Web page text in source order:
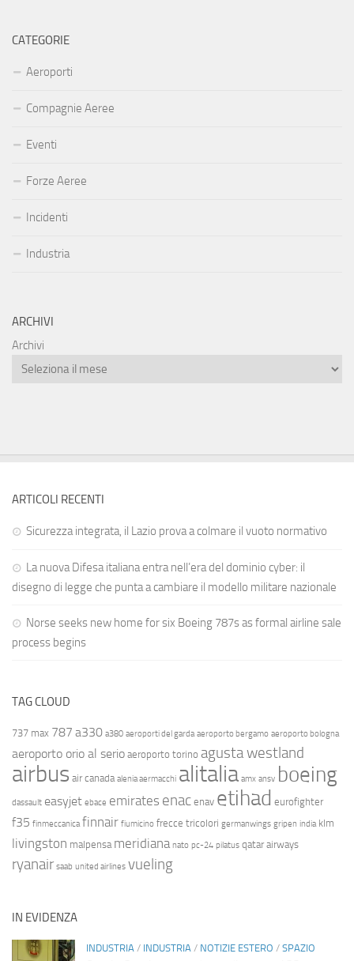
CATEGORIE
Aeroporti
Compagnie Aeree
Eventi
Forze Aeree
Incidenti
Industria
ARCHIVI
Archivi
ARTICOLI RECENTI
Sicurezza integrata, il Lazio prova a colmare il vuoto normativo
La nuova Difesa italiana entra nell’era del dominio cyber: il
disegno di legge che punta a cambiare il modello militare nazionale
Norse seeks new home for six Boeing 787s as formal airline sale
process begins
TAG CLOUD
737 max 787 a330 a380 aeroporti del garda aeroporto bergamo aeroporto bologna
aeroporto orio al serio aeroporto torino agusta westland
airbus air canada alenia aermacchi alitalia amx ansv boeing
dassault easyjet ebace emirates enac enav etihad eurofighter
f35 finmeccanica finnair fiumicino frecce tricolori germanwings gripen india klm
livingston malpensa meridiana nato pc-24 pilatus qatar airways
ryanair saab united airlines vueling
IN EVIDENZA
INDUSTRIA / INDUSTRIA / NOTIZIE ESTERO / SPAZIO